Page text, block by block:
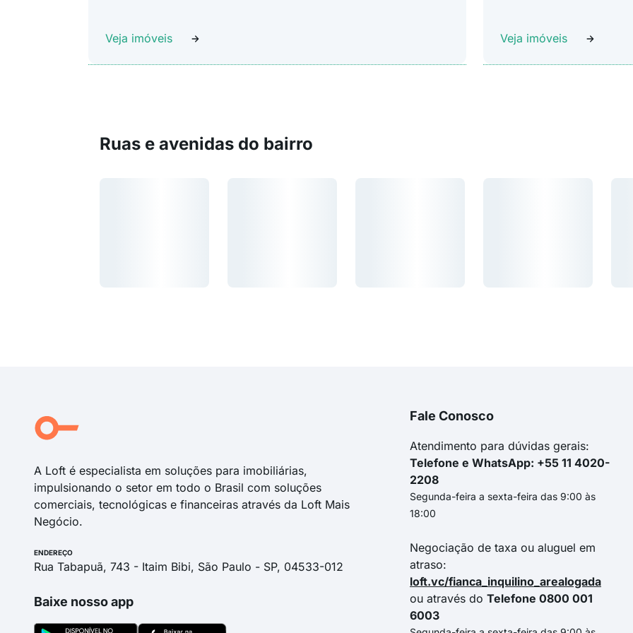
Veja imóveis Veja imóveis
Ruas e avenidas do bairro
A Loft é especialista em soluções para imobiliárias,
impulsionando o setor em todo o Brasil com soluções
comerciais, tecnológicas e financeiras através da Loft Mais
Negócio.
ENDEREÇO
Rua Tabapuã, 743 - Itaim Bibi, São Paulo - SP, 04533-012
Baixe nosso app
Fale Conosco
Atendimento para dúvidas gerais:
Telefone e WhatsApp: +55 11 4020-
2208
Segunda-feira a sexta-feira das 9:00 às
18:00
Negociação de taxa ou aluguel em
atraso:
loft.vc/fianca_inquilino_arealogada
ou através do Telefone 0800 001
6003